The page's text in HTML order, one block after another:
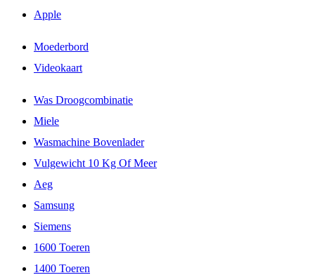
Apple
Moederbord
Videokaart
Was Droogcombinatie
Miele
Wasmachine Bovenlader
Vulgewicht 10 Kg Of Meer
Aeg
Samsung
Siemens
1600 Toeren
1400 Toeren